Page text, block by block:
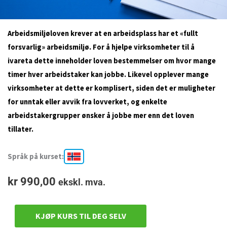
Arbeidsmiljøloven krever at en arbeidsplass har et «fullt
forsvarlig» arbeidsmiljø. For å hjelpe virksomheter til å
ivareta dette inneholder loven bestemmelser om hvor mange
timer hver arbeidstaker kan jobbe. Likevel opplever mange
virksomheter at dette er komplisert, siden det er muligheter
for unntak eller avvik fra lovverket, og enkelte
arbeidstakergrupper ønsker å jobbe mer enn det loven
tillater.
Språk på kurset:
kr990,00 ekskl. mva.
KJØP KURS TIL DEG SELV